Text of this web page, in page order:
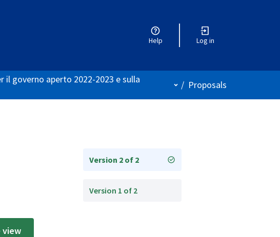
Help Log in
il governo aperto 2022-2023 e sulla
User menu
/ Proposals
view
Version 2 of 2
Version 1 of 2